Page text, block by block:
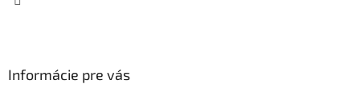
Informácie pre vás